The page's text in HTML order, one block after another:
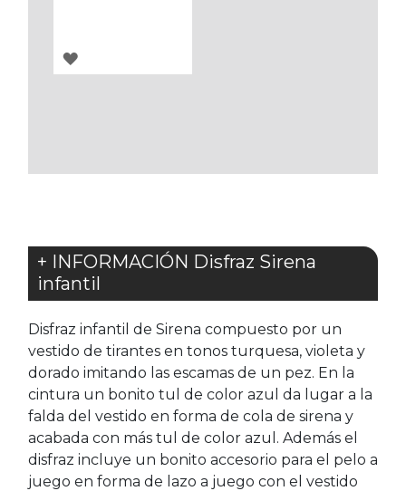
AGREGAR
+ INFORMACIÓN Disfraz Sirena
infantil
Disfraz infantil de Sirena compuesto por un
vestido de tirantes en tonos turquesa, violeta y
dorado imitando las escamas de un pez. En la
cintura un bonito tul de color azul da lugar a la
falda del vestido en forma de cola de sirena y
acabada con más tul de color azul. Además el
disfraz incluye un bonito accesorio para el pelo a
juego en forma de lazo a juego con el vestido